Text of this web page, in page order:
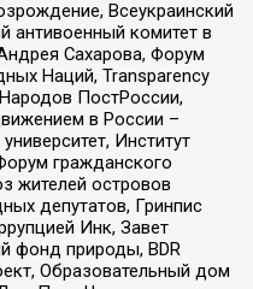
Всеукраинский
антивоенный комитет в
Сахарова, Форум
Наций, Transparеncy
ПостРоссии,
в России –
Институт
гражданского
жителей островов
депутатов, Гринпис
Инк, Завет
фонд природы, BDR
Образовательный дом